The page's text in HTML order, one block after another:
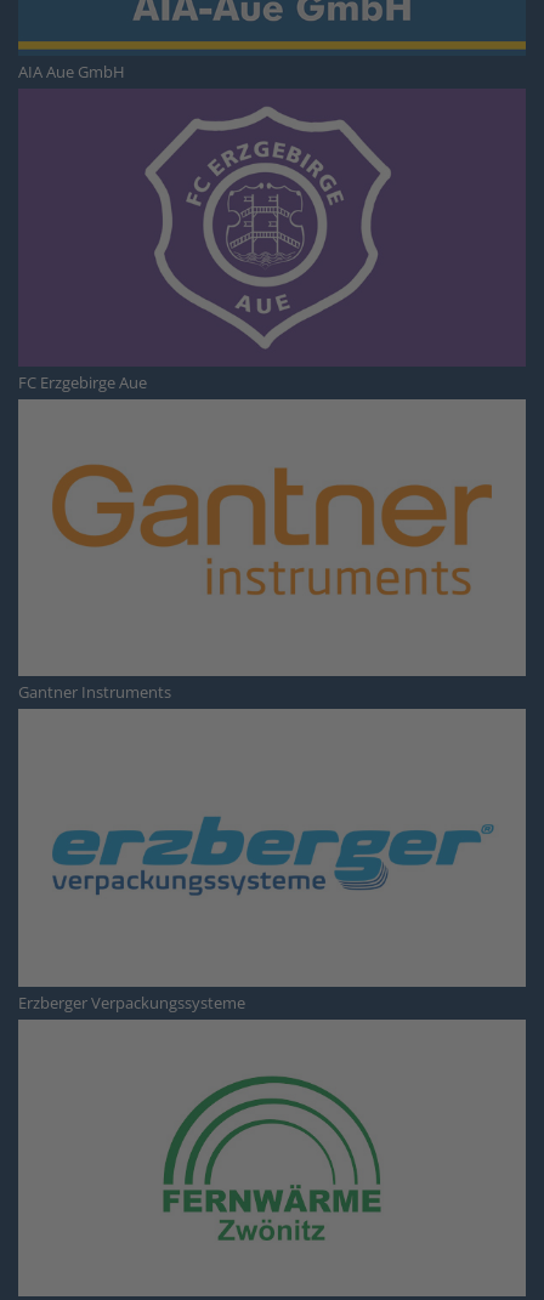
AIA Aue GmbH
FC Erzgebirge Aue
Gantner Instruments
Erzberger Verpackungssysteme